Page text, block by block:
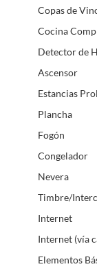
Copas de
Cocina
Detector de
Ascensor
Estancias
Plancha
Fogón
Congelador
Nevera
Timbre/
Internet
Internet (vía
Elementos